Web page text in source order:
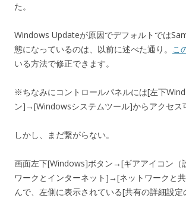
た。
Windows Updateが原因でデフォルトでは
態になっているのは、以前に述べた通り。 こ
いる方法で修正できます。
※ちなみにコントロールパネルには[左下
ン]→[Windowsシステムツール]からアクセス
しかし、まだ繋がらない。
画面左下[Windows]ボタン→[ギアアイコン（
ワークとインターネット]→[ネットワークと
んで、左側に表示されている[共有の詳細設定